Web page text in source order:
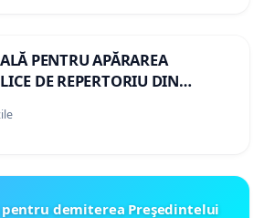
PENTRU APĂRAREA
DE REPERTORIU DIN
demiterea Preşedintelui